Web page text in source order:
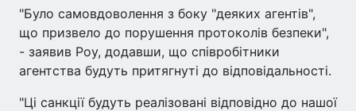
"Було самовдоволення з боку "деяких агентів",
що призвело до порушення протоколів безпеки",
- заявив Роу, додавши, що співробітники
агентства будуть притягнуті до відповідальності.
"Ці санкції будуть реалізовані відповідно до нашої